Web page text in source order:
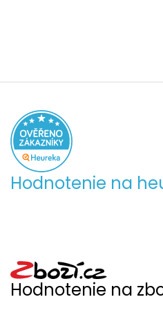
Hodnotenie na
Hodnotenie na